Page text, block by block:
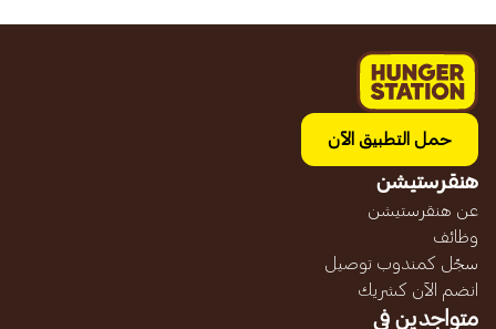
حمل التطبيق الآن
هنقرستيشن
عن هنقرستيشن
وظائف
سجّل كمندوب توصيل
انضم الآن كشريك
متواجدين في